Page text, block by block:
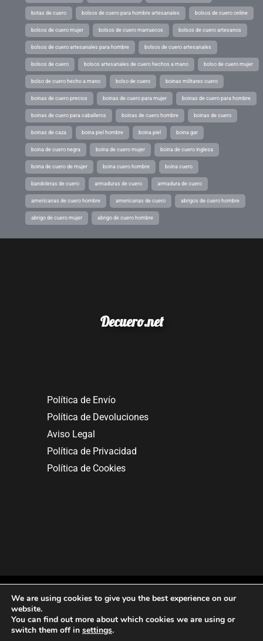
botas de cuero bolsos de cuero para hombre artesanales bolsos de cuero online
bolsos de cuero mujer bolsos de cuero marruecos bolsos de cuero artesanos
bolsos de cuero artesanales para hombre bolsos de cuero artesanales
bolsos de cuero bolsos artesanales de cuero hechos a mano bolso de cuero mujer
bolso de cuero hecho a mano bolso de cuero boinas militares cuero
boinas de cuero precios boinas de cuero para mujer boinas de cuero para hombre
boinas de cuero para caballeros boinas de cuero hombre boinas de cuero
boinas de caza boina piel hombre boina piel boina gar
boina de cuero negra boina de cuero mujer boina de cuero inglesa
boina de cuero de mujer boina cuero hombre boina cuero
bandoleras de cuero armaduras de cuero armadura de cuero
americanas de cuero hombre americanas de cuero abrigos de cuero hombre
abrigo de cuero mujer abrigo de cuero hombre
Decuero.net
Política de Envío
Política de Devoluciones
Aviso Legal
Política de Privacidad
Política de Cookies
Copyright © 2025. All rights reserved.
We are using cookies to give you the best experience on our
website.
You can find out more about which cookies we are using or
switch them off in settings.